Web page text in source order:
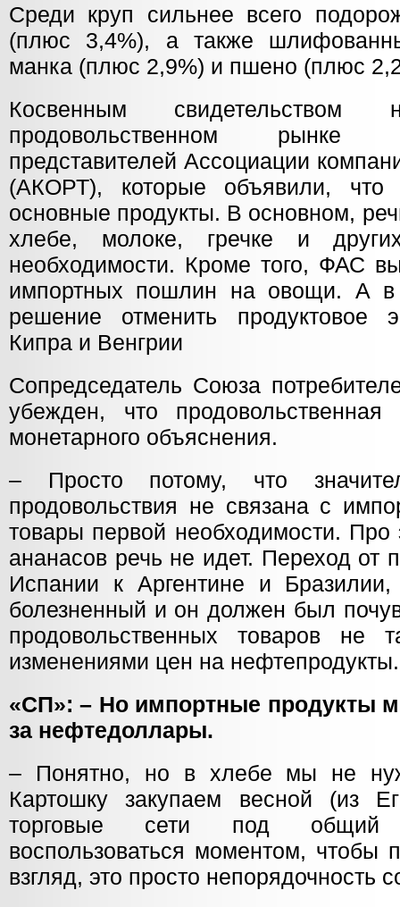
Среди круп сильнее всего
(плюс 3,4%), а также
манка (плюс 2,9%) и пшено (плюс
Косвенным свидетельством
продовольственном рынке
представителей Ассоциации
(АКОРТ), которые объявили,
основные продукты. В основном,
хлебе, молоке, гречке и
необходимости. Кроме того, ФАС
импортных пошлин на овощи. А в
решение отменить продуктовое
Кипра и Венгрии
Сопредседатель Союза
убежден, что
монетарного объяснения.
– Просто потому, что
продовольствия не связана с
товары первой необходимости. Про
ананасов речь не идет. Переход от
Испании к Аргентине и Бразилии,
болезненный и он должен был
продовольственных товаров не
изменениями цен на нефтепродукты.
«СП»: – Но импортные продукты
за нефтедоллары.
– Понятно, но в хлебе мы не
Картошку закупаем весной (из
торговые сети под общий
воспользоваться моментом,
взгляд, это просто непорядочность